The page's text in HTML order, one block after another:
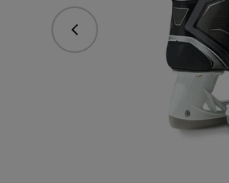
Predchádzajúce